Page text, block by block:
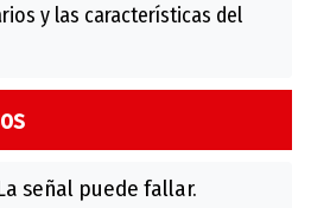
y las características del
señal puede fallar.